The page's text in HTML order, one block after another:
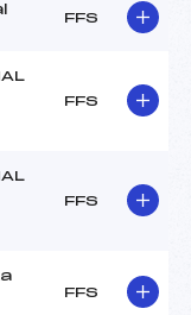
FFS
FFS
FFS
FFS